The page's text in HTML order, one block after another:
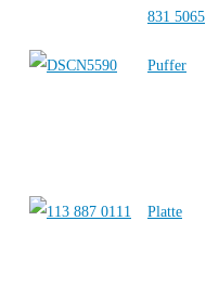
831 5065
Puffer
Platte